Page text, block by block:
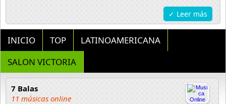
✓ Leer más
INICIO TOP
LATINOAMERICANA
SALON VICTORIA
7 Balas
11 músicas online